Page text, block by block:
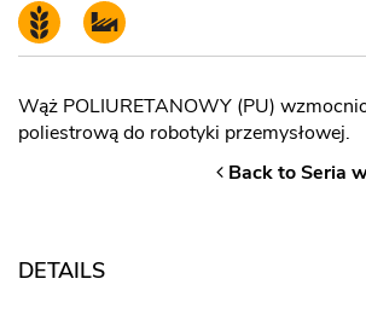
Wąż POLIURETANOWY (PU)
poliestrową do robotyki przemysłowej.
Back to Seria
DETAILS